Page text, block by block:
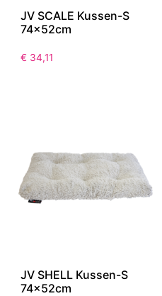
JV SCALE Kussen-S
74x52cm
€ 34,11
JV SHELL Kussen-S
74x52cm